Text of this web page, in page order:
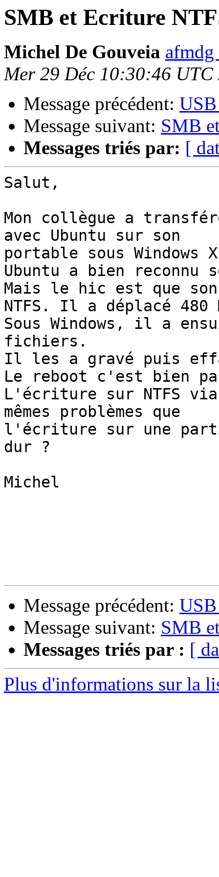
SMB et Ecriture
Michel De Gouveia
Mer 29 Déc 10:30:46 UTC
Message précédent: USB
Message suivant: SMB
Messages triés par: [
Salut,
Mon collègue a
avec Ubuntu sur son
portable sous Windows
Ubuntu a bien reconnu
Mais le hic est que
NTFS. Il a déplacé 480
Sous Windows, il a
fichiers.
Il les a gravé puis
Le reboot c'est bien
L'écriture sur NTFS
mêmes problèmes que
l'écriture sur une
dur ?
Michel
Message précédent: USB
Message suivant: SMB
Messages triés par : [
Plus d'informations sur la